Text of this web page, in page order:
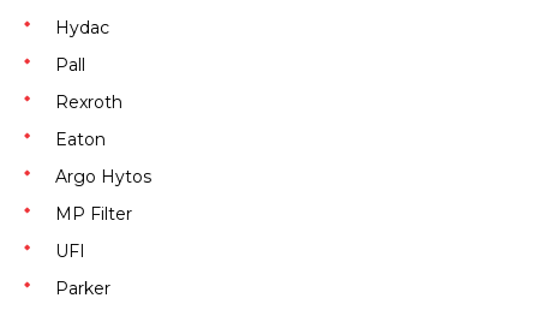
Hydac
Pall
Rexroth
Eaton
Argo Hytos
MP Filter
UFI
Parker